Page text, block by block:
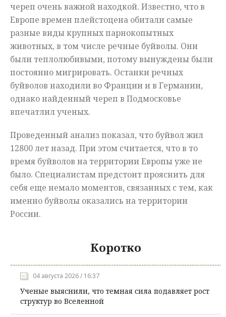
череп очень важной находкой. Известно, что в
Европе времен плейстоцена обитали самые
разные виды крупных парнокопытных
животных, в том числе речные буйволы. Они
были теплолюбивыми, потому вынуждены были
постоянно мигрировать. Останки речных
буйволов находили во Франции и в Германии,
однако найденный череп в Подмосковье
впечатлил ученых.
Проведенный анализ показал, что буйвол жил
12800 лет назад. При этом считается, что в то
время буйволов на территории Европы уже не
было. Специалистам предстоит прояснить для
себя еще немало моментов, связанных с тем, как
именно буйволы оказались на территории
России.
Коротко
04 августа 2026 / 16:37
Ученые выяснили, что темная сила подавляет рост
структур во Вселенной